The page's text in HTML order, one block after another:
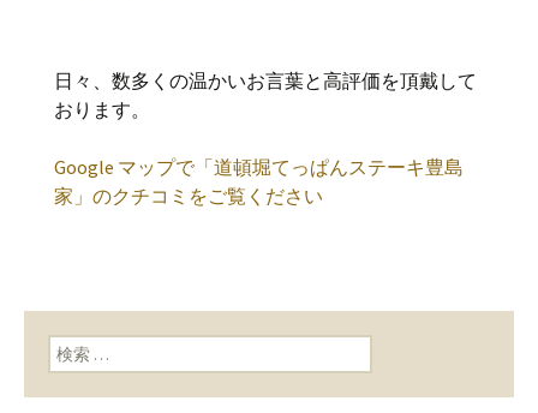
日々、数多くの温かいお言葉と高評価を頂戴して
おります。
Google マップで「道頓堀てっぱんステーキ豊島
家」のクチコミをご覧ください
検索: